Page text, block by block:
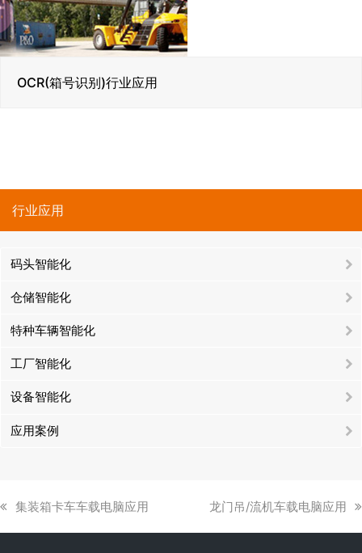
OCR(箱号识别)行业应用
行业应用
码头智能化
仓储智能化
特种车辆智能化
工厂智能化
设备智能化
应用案例
上
集装箱卡车车载电脑应用
下
龙门吊/流机车载电脑应用